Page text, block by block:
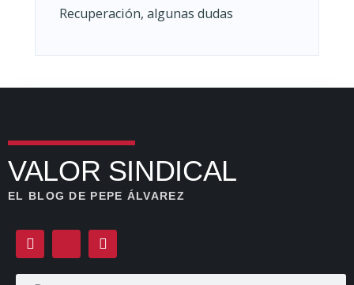
Recuperación, algunas dudas
VALOR SINDICAL
EL BLOG DE PEPE ÁLVAREZ